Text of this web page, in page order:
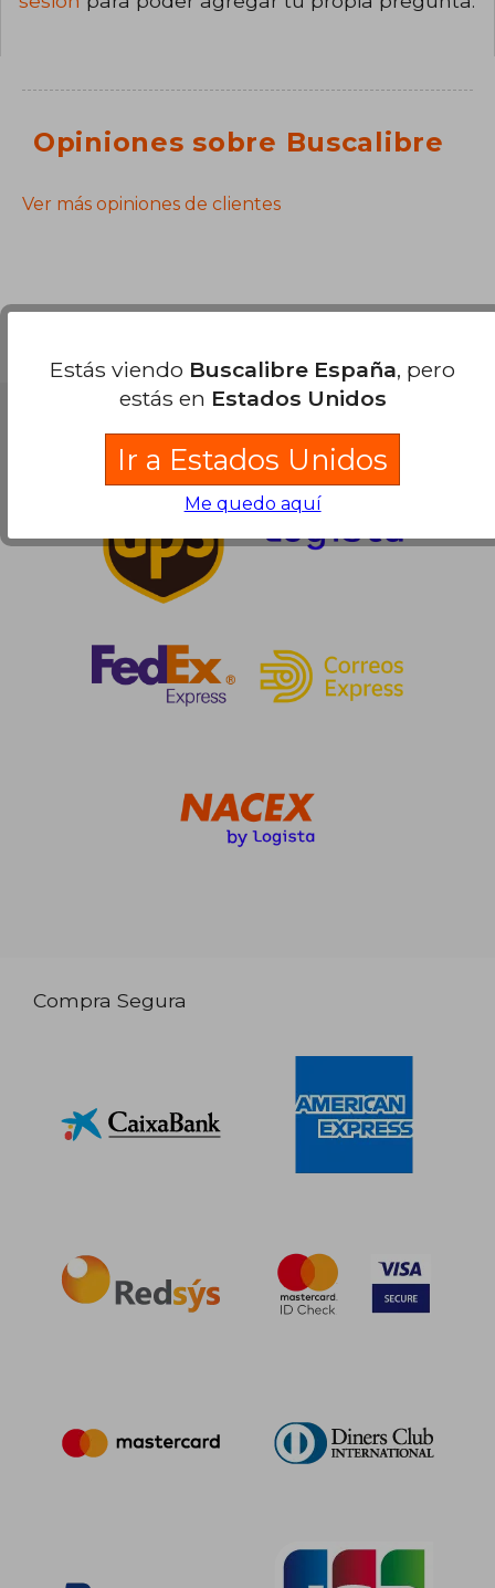
Opiniones sobre Buscalibre
Ver más opiniones de clientes
Compra Segura
Estás viendo Buscalibre España, pero
estás en Estados Unidos
Ir a Estados Unidos
Me quedo aquí